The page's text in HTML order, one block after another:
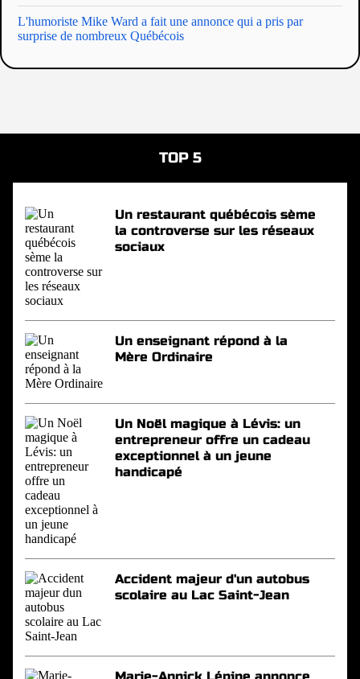
L'humoriste Mike Ward a fait une annonce qui a pris par
surprise de nombreux Québécois
TOP 5
Un restaurant québécois sème
la controverse sur les réseaux
sociaux
Un enseignant répond à la
Mère Ordinaire
Un Noël magique à Lévis: un
entrepreneur offre un cadeau
exceptionnel à un jeune
handicapé
Accident majeur d'un autobus
scolaire au Lac Saint-Jean